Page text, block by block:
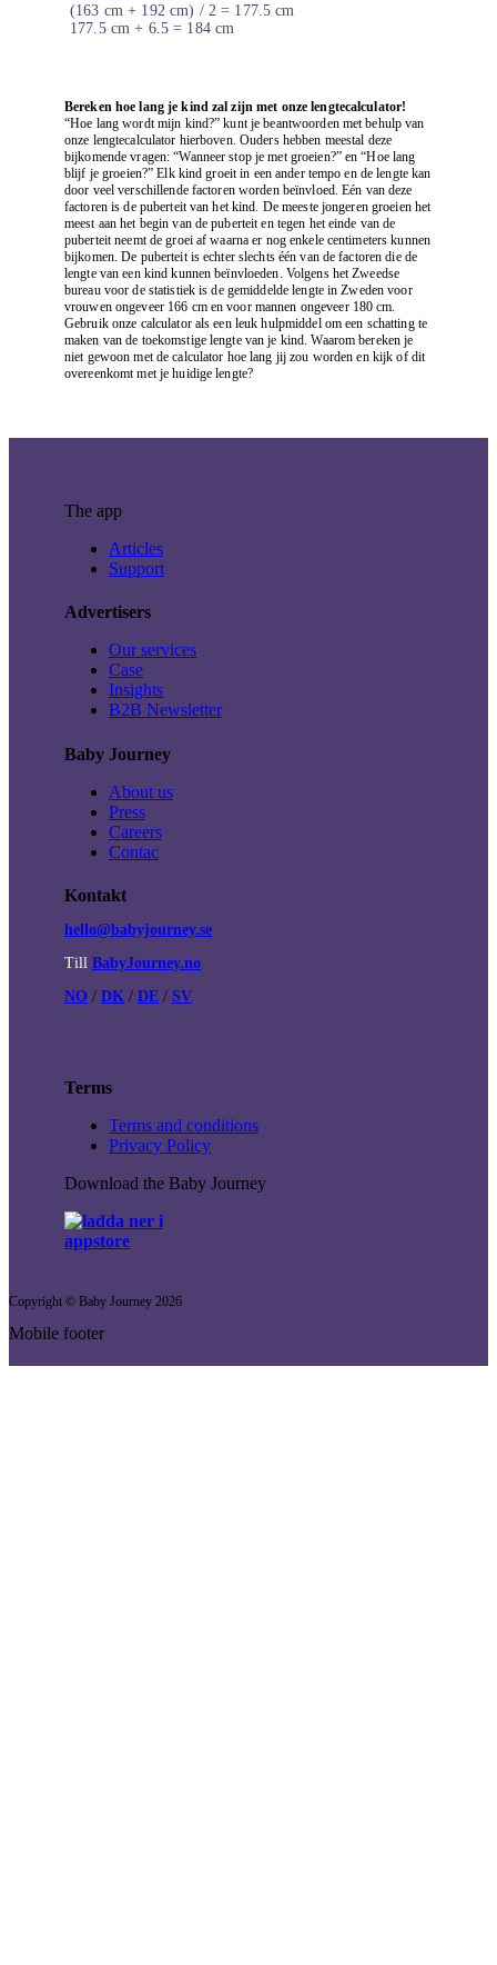
(163 cm + 192 cm) / 2 = 177.5 cm
177.5 cm + 6.5 = 184 cm
Bereken hoe lang je kind zal zijn met onze lengtecalculator!
“Hoe lang wordt mijn kind?” kunt je beantwoorden met behulp van
onze lengtecalculator hierboven. Ouders hebben meestal deze
bijkomende vragen: “Wanneer stop je met groeien?” en “Hoe lang
blijf je groeien?” Elk kind groeit in een ander tempo en de lengte kan
door veel verschillende factoren worden beïnvloed. Eén van deze
factoren is de puberteit van het kind. De meeste jongeren groeien het
meest aan het begin van de puberteit en tegen het einde van de
puberteit neemt de groei af waarna er nog enkele centimeters kunnen
bijkomen. De puberteit is echter slechts één van de factoren die de
lengte van een kind kunnen beïnvloeden. Volgens het Zweedse
bureau voor de statistiek is de gemiddelde lengte in Zweden voor
vrouwen ongeveer 166 cm en voor mannen ongeveer 180 cm.
Gebruik onze calculator als een leuk hulpmiddel om een ​​schatting te
maken van de toekomstige lengte van je kind. Waarom bereken je
niet gewoon met de calculator hoe lang jij zou worden en kijk of dit
overeenkomt met je huidige lengte?
The app
Articles
Support
Advertisers
Our services
Case
Insights
B2B Newsletter
Baby Journey
About us
Press
Careers
Contac
Kontakt
hello@babyjourney.se
Till BabyJourney.no
NO / DK / DE / SV
Terms
Terms and conditions
Privacy Policy
Download the Baby Journey
Copyright © Baby Journey 2026
Mobile footer